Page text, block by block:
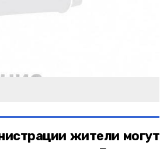
жители могут